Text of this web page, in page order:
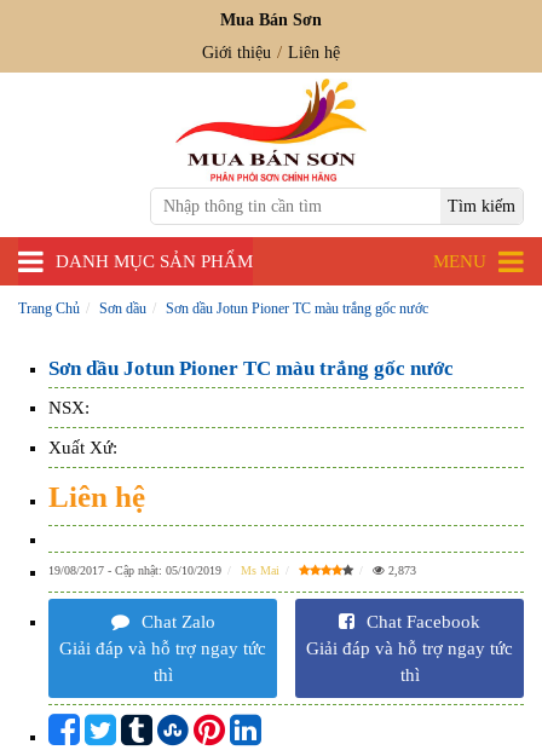
Mua Bán Sơn
Giới thiệu
Liên hệ
DANH MỤC SẢN PHẨM MENU
Trang Chủ Sơn dầu Sơn dầu Jotun Pioner TC màu trắng gốc nước
Sơn dầu Jotun Pioner TC màu trắng gốc nước
NSX:
Xuất Xứ:
Liên hệ
19/08/2017 - Cập nhật: 05/10/2019 Ms Mai 2,873
Chat Zalo
Giải đáp và hỗ trợ ngay tức
thì
Chat Facebook
Giải đáp và hỗ trợ ngay tức
thì